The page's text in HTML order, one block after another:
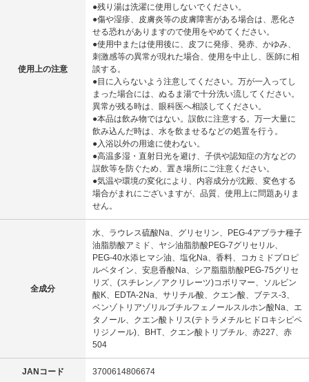
使用上の注意
●残り湯は洗濯に使用しないでください。
●傷や湿疹、皮膚炎等の皮膚障害がある場合は、悪化さ
せる恐れがありますので使用をやめてください。
●使用中または使用後に、皮フに発疹、発赤、かゆみ、
刺激感等の異常が現れた場合、使用を中止し、医師に相
談する。
●目に入らないよう注意してください。万が一入ってし
まった場合には、ぬるま湯で十分洗い流してください。
異常が残る時は、眼科医へ相談してください。
●本品は飲み物ではない。誤飲に注意する。万一大量に
飲み込んだ時は、水を飲ませるなどの処置を行う。
●入浴以外の用途に使わない。
●高温多湿・直射日光を避け、子供や認知症の方などの
誤飲等を防ぐため、置き場所にご注意ください。
●気温や環境の変化により、内容成分が沈殿、変色する
場合がまれにございますが、品質、使用上に問題ありま
せん。
全成分
水、ラウレス硫酸Na、グリセリン、PEG-4アブラナ種子
油脂肪酸アミド、ヤシ油脂肪酸PEG-7グリセリル、
PEG-40水添ヒマシ油、塩化Na、香料、コカミドプロピ
ルベタイン、安息香酸Na、シア脂脂肪酸PEG-75グリセ
リズ、(スチレン／アクリレーツ)コポリマー、ソルビン
酸K、EDTA-2Na、サリチル酸、クエン酸、ブテス-3、
ベンゾトリアゾリルブチルフェノールスルホン酸Na、エ
タノール、クエン酸トリス(テトラメチルヒドロキシピペ
リジノール)、BHT、クエン酸トリブチル、赤227、赤
504
JANコード 3700614806674